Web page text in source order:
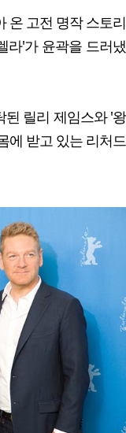
온 고전 명작 스토리
라'가 윤곽을 드러냈
된 릴리 제임스와 '왕
에 받고 있는 리처드